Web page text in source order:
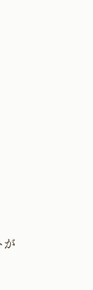
が